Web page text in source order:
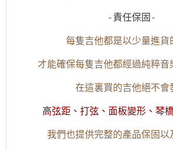
-責任保固-
每隻吉他都是以少量進貨
才能確保每隻吉他都經過純粹音
在這裏買的吉他絕不會
高弦距、打弦、面板變形、琴
我們也提供完整的產品保固以